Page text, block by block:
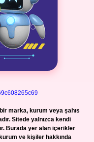
marka, kurum veya şahıs
Sitede yalnızca kendi
Burada yer alan içerikler
ve kişiler hakkında